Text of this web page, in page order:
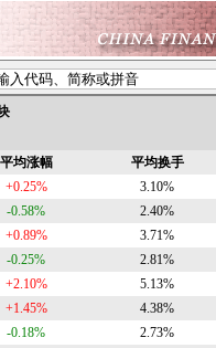
平均涨幅 平均换手
+0.25% 3.10%
-0.58% 2.40%
+0.89% 3.71%
-0.25% 2.81%
+2.10% 5.13%
+1.45% 4.38%
-0.18% 2.73%